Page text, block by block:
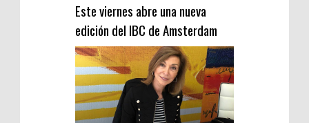
Este viernes abre una nueva
edición del IBC de Amsterdam